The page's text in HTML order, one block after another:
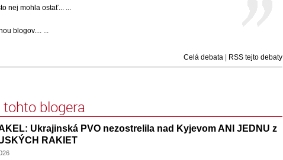
nej mohla ostať... ...
blogov.... ...
Celá debata RSS tejto debaty
blogera
Ukrajinská PVO nezostrelila nad Kyjevom ANI JEDNU z
RAKIET